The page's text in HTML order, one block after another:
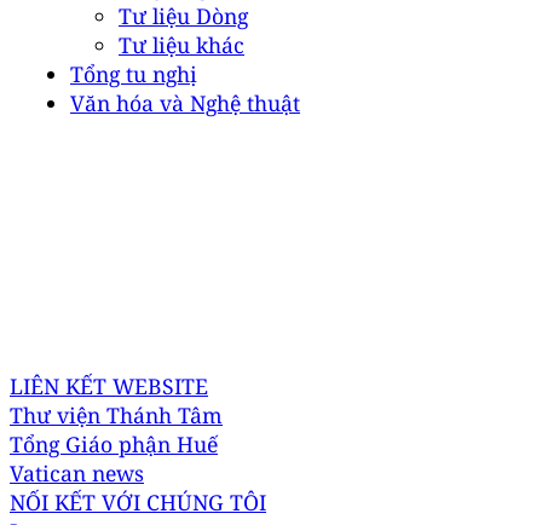
Tư liệu Dòng
Tư liệu khác
Tổng tu nghị
Văn hóa và Nghệ thuật
LIÊN KẾT WEBSITE
Thư viện Thánh Tâm
Tổng Giáo phận Huế
Vatican news
NỐI KẾT VỚI CHÚNG TÔI